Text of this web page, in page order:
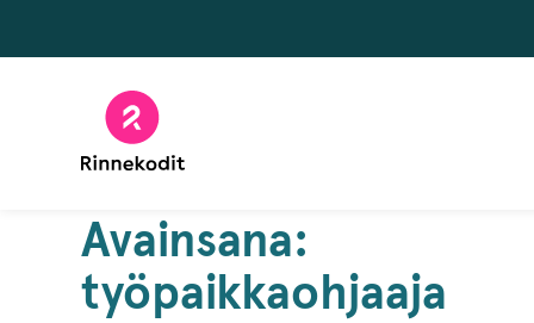
Avainsana:
työpaikkaohjaaja